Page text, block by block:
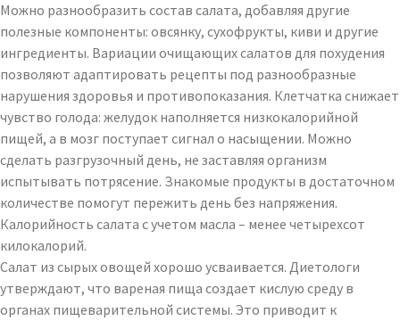
Можно разнообразить состав салата, добавляя другие
полезные компоненты: овсянку, сухофрукты, киви и другие
ингредиенты. Вариации очищающих салатов для похудения
позволяют адаптировать рецепты под разнообразные
нарушения здоровья и противопоказания. Клетчатка снижает
чувство голода: желудок наполняется низкокалорийной
пищей, а в мозг поступает сигнал о насыщении. Можно
сделать разгрузочный день, не заставляя организм
испытывать потрясение. Знакомые продукты в достаточном
количестве помогут пережить день без напряжения.
Калорийность салата с учетом масла – менее четырехсот
килокалорий.
Салат из сырых овощей хорошо усваивается. Диетологи
утверждают, что вареная пища создает кислую среду в
органах пищеварительной системы. Это приводит к